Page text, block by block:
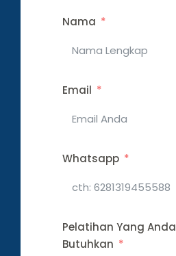
Nama
Email
Whatsapp
Pelatihan Yang Anda
Butuhkan